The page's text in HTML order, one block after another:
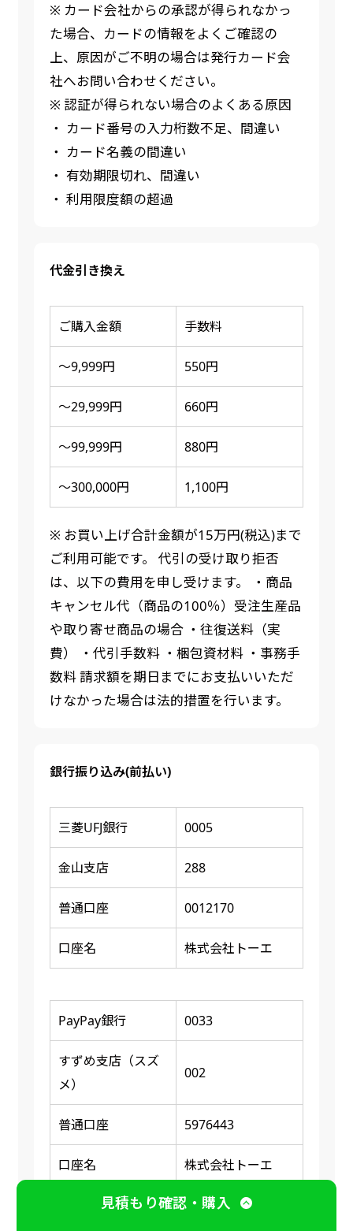
※ カード会社からの承認が得られなかっ
た場合、カードの情報をよくご確認の
上、原因がご不明の場合は発行カード会
社へお問い合わせください。
※ 認証が得られない場合のよくある原因
・ カード番号の入力桁数不足、間違い
・ カード名義の間違い
・ 有効期限切れ、間違い
・ 利用限度額の超過
代金引き換え
ご購入金額 手数料
～9,999円 550円
～29,999円 660円
～99,999円 880円
～300,000円 1,100円
※ お買い上げ合計金額が15万円(税込)まで
ご利用可能です。 代引の受け取り拒否
は、以下の費用を申し受けます。 ・商品
キャンセル代（商品の100％）受注生産品
や取り寄せ商品の場合 ・往復送料（実
費） ・代引手数料 ・梱包資材料 ・事務手
数料 請求額を期日までにお支払いいただ
けなかった場合は法的措置を行います。
銀行振り込み(前払い)
三菱UFJ銀行 0005
金山支店 288
普通口座 0012170
口座名 株式会社トーエ
PayPay銀行 0033
すずめ支店（スズ
メ）
002
普通口座 5976443
口座名 株式会社トーエ
※ 振り込み確認後に商品の印刷又は発送
見積もり確認・購入